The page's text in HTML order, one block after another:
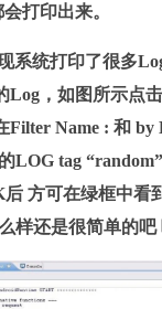
打印出来。
系统打印了很多
Log，如图所示点
Filter Name : 和 by
LOG tag
方可在绿框中看
样还是很简单的吧